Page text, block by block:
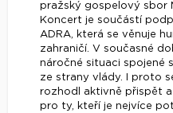
pražský gospelový sbor
Koncert je součástí
ADRA, která se věnuje
zahraničí. V současné
náročné situaci spojené
ze strany vlády. I proto
rozhodl aktivně přispět
pro ty, kteří je nejvíce